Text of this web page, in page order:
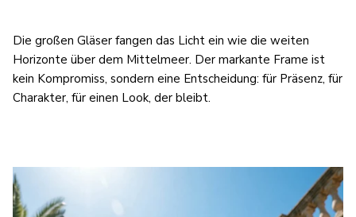
Die großen Gläser fangen das Licht ein wie die weiten
Horizonte über dem Mittelmeer. Der markante Frame ist
kein Kompromiss, sondern eine Entscheidung: für Präsenz, für
Charakter, für einen Look, der bleibt.